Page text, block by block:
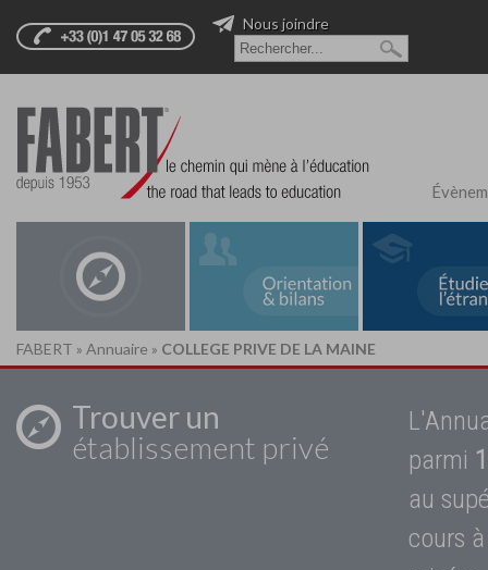
Nous joindre
FABERT » Annuaire » COLLEGE PRIVE DE LA MAINE
Trouver un
établissement privé
parmi
au
cours